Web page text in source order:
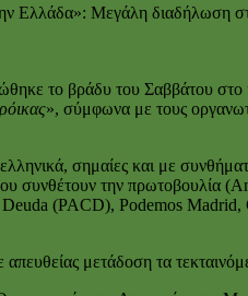
Ελλάδα»: Μεγάλη διαδήλωση
το βράδυ του Σαββάτου στο
», σύμφωνα με τους
σημαίες και με
συνθέτουν την
(PACD), Podemos
μετάδοση τα